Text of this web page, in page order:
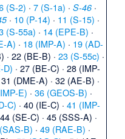
(S-2) · 7 (S-1a) · S-46·
· 10 (P-14) · 11 (S-15) ·
(S-55a) · 14 (EPE-B) ·
A) · 18 (IMP-A) · 19 (AD-
· 22 (BE-B) · 23 (S-55c) ·
D) ·27 (BE-C) ·28 (IMP-
31 (DME-A) ·32 (AE-B) ·
E) · 36 (GEOS-B) ·
C) ·40 (IE-C) ·41 (IMP-
44 (SE-C) ·45 (SSS-A) ·
B) · 49 (RAE-B) ·